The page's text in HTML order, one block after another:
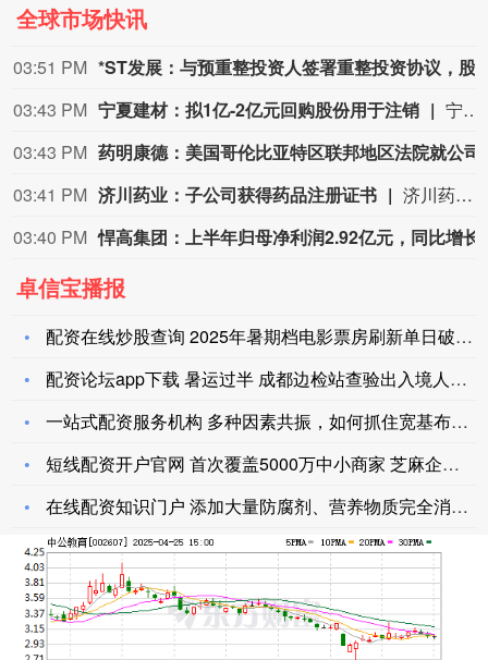
全球市场快讯
03:51 PM
03:43 PM 宁夏建材：拟1亿-2亿元回购股份用于注销
宁夏建材公告称，公司拟以集中竞价交易方式回购股份，资金总额不低于1亿元且不超过2亿元，回购价格不超过19.47元/股，回购期限为自股东会审议通过回购方案之日起3个月内。回购股份将用于注销，预计回购数量为513.61万-1027.22万股，占总股本的1.07%-2.15%。本次回购尚需股东会审议，存在未通过、无法实施等风险。
03:43 PM
03:41 PM 济川药业：子公司获得药品注册证书
济川药业(600566)8月9日公告，全资子公司济川药业集团有限公司收到国家药品监督管理局核准签发的小儿通便颗粒《药品注册证书》和美沙拉秦缓释颗粒《药品注册证书》。
03:40 PM
卓信宝播报
配资在线炒股查询 2025年暑期档电影票房刷新单日破亿最快纪
配资论坛app下载 暑运过半 成都边检站查验出入境人员61万
一站式配资服务机构 多种因素共振，如何抓住宽基布局机遇？
短线配资开户官网 首次覆盖5000万中小商家 芝麻企业信用推
在线配资知识门户 添加大量防腐剂、营养物质完全消失…… 这些